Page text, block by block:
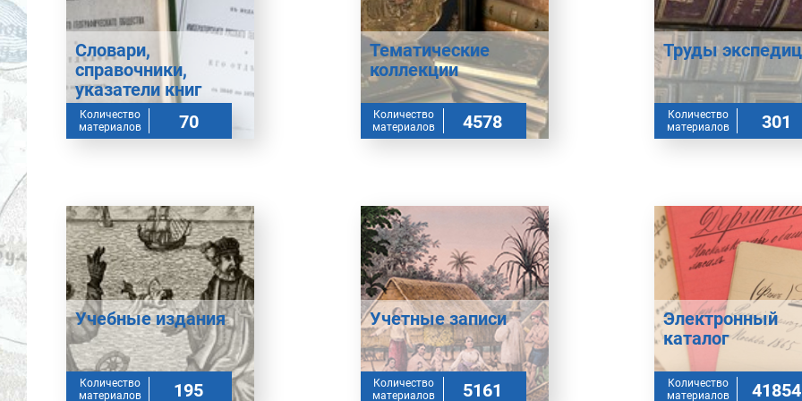
Словари,
справочники,
указатели книг
Количество
материалов
70
Тематические
коллекции
Количество
материалов
4578
Труды
Количество
материалов
301
Учебные издания
Количество
материалов
195
Учетные записи
Количество
материалов
5161
Электронный
каталог
Количество
материалов
41854